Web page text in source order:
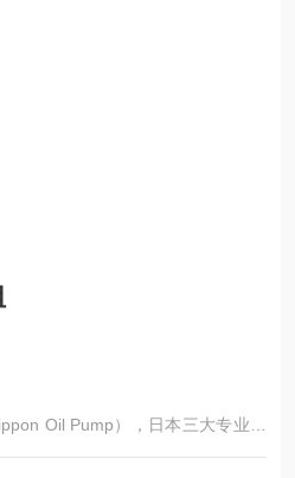
Oil Pump），日本三大专业制
史，全球摆线齿轮泵（Trochoid Pu